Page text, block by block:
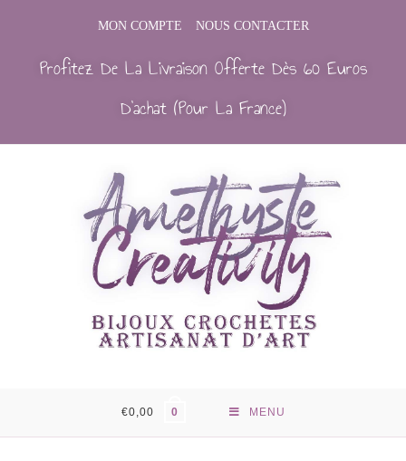
MON COMPTE NOUS CONTACTER
Profitez De La Livraison Offerte Dès 60 Euros
D’achat (Pour La France)
€0,00 0 MENU